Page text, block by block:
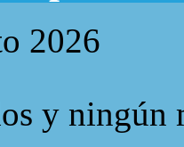
2026
y ningún